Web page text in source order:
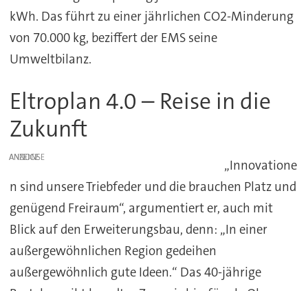
kWh. Das führt zu einer jährlichen CO2-Minderung
von 70.000 kg, beziffert der EMS seine
Umweltbilanz.
Eltroplan 4.0 – Reise in die
Zukunft
ANZEIGE
„Innovatione
n sind unsere Triebfeder und die brauchen Platz und
genügend Freiraum“, argumentiert er, auch mit
Blick auf den Erweiterungsbau, denn: „In einer
außergewöhnlichen Region gedeihen
außergewöhnlich gute Ideen.“ Das 40-jährige